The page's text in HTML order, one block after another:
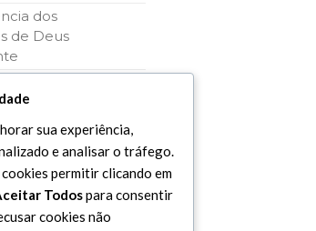
dos
de Deus
dos fortalecidos
dos
sua experiência,
e analisar o tráfego.
permitir clicando em
Todospara consentir
cookies não